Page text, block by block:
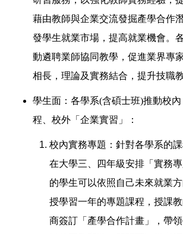
藉由教師與企業交流發掘產學合作
發學生就業市場，提高就業機會。
動遴聘業師協同教學，促進業界專
相長，理論及實務結合，提升技職
學生面：各學系(含碩士班)推動校
程、校外「企業實習」：
校內實務專題：針對各學系的課
在大學三、四年級安排「實務
的學生可以依照自己未來就業
授學習一年的專題課程，授課
商簽訂「產學合作計畫」，帶